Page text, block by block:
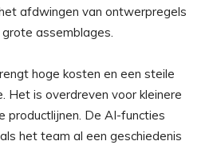
afdwingen van ontwerpregels
assemblages.
hoge kosten en een steile
Het is overdreven voor kleinere
productlijnen. De AI-functies
het team al een geschiedenis